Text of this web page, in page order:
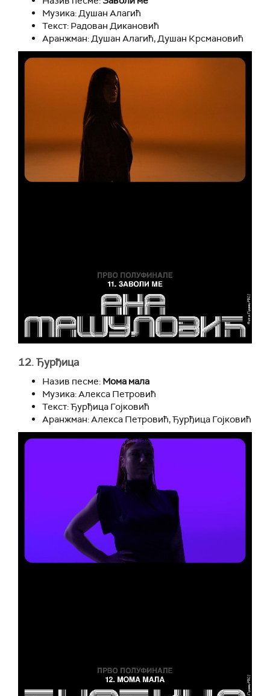
Музика: Душан Алагић
Текст: Радован Дикановић
Аранжман: Душан Алагић, Душан Крсмановић
12. Ђурђица
Назив песме: Мома мала
Музика: Алекса Петровић
Текст: Ђурђица Гојковић
Аранжман: Алекса Петровић, Ђурђица Гојковић